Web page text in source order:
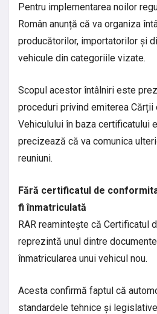
Pentru implementarea noilor
Român anunță că va organiza
producătorilor, importatorilor și
vehicule din categoriile vizate.
Scopul acestor întâlniri este
proceduri privind emiterea Cărții
Vehiculului în baza certificatului
precizează că va comunica
reuniuni.
Fără certificatul de
fi înmatriculată
RAR reamintește că Certificatul
reprezintă unul dintre
înmatricularea unui vehicul nou.
Acesta confirmă faptul că
standardele tehnice și